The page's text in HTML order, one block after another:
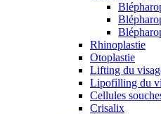
Rhinoplastie
Otoplastie
Lifting du
Lipofilling du
Cellules
Crisalix